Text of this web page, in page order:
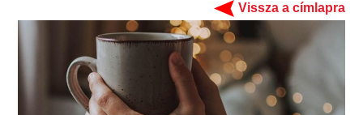
Vissza a címlapra